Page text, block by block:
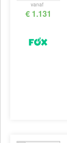
vanaf
€ 1.131